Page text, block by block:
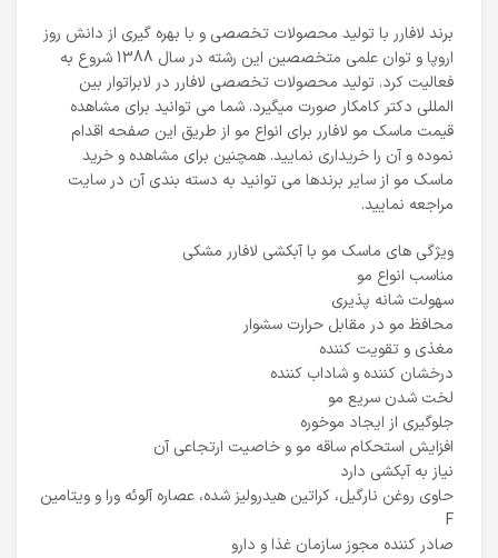
برند لافارر با تولید محصولات تخصصی و با بهره گیری از دانش روز
اروپا و توان علمی متخصصین این رشته در سال 1388 شروع به
فعالیت کرد. تولید محصولات تخصصی لافارر در لابراتوار بین
المللی دکتر کامکار صورت میگیرد. شما می توانید برای مشاهده
قیمت ماسک مو لافارر برای انواع مو از طریق این صفحه اقدام
نموده و آن را خریداری نمایید. همچنین برای مشاهده و خرید
ماسک مو از سایر برندها می توانید به دسته بندی آن در سایت
مراجعه نمایید.
ویژگی های ماسک مو با آبکشی لافارر مشکی
مناسب انواع مو
سهولت شانه پذیری
محافظ مو در مقابل حرارت سشوار
مغذی و تقویت کننده
درخشان کننده و شاداب کننده
لخت شدن سریع مو
جلوگیری از ایجاد موخوره
افزایش استحکام ساقه مو و خاصیت ارتجاعی آن
نیاز به آبکشی دارد
حاوی روغن نارگیل، کراتین هیدرولیز شده، عصاره آلوئه ورا و ویتامین
F
صادر کننده مجوز سازمان غذا و دارو